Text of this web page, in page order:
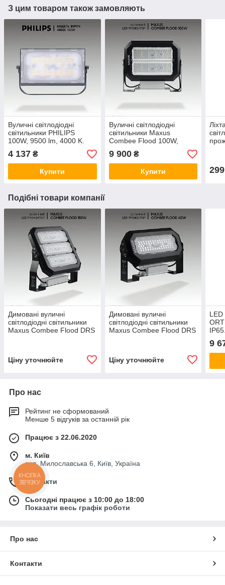
З цим товаром також замовляють
Вуличні світлодіодні
світильники PHILIPS
100W, 9500 lm, 4000 K.
Ліхтар вуличний
світлодіодний.
4 137 ₴
Купити
Вуличні світлодіодні
світильники Maxus
Combee Flood 100W,
14000Lm, IP67. Прожектор
вуличний.
9 900₴
Купити 299
Подібні товари компанії
Димовані вуличні
світлодіодні світильники
Maxus Combee Flood DRS
Ціну уточнюйте
Димовані вуличні
світлодіодні світильники
Maxus Combee Flood DRS
Ціну уточнюйте
LED
9
Про нас
Рейтинг не сформований
Менше 5 відгуків за останній рік
Працює з 22.06.2020
м. Київ
вул. Милославська 6, Київ, Україна
Контакти
Сьогодні працює з 10:00 до 18:00
Показати весь графік роботи
Про нас
Контакти
КНОПКА
ЗВ'ЯЗКУ